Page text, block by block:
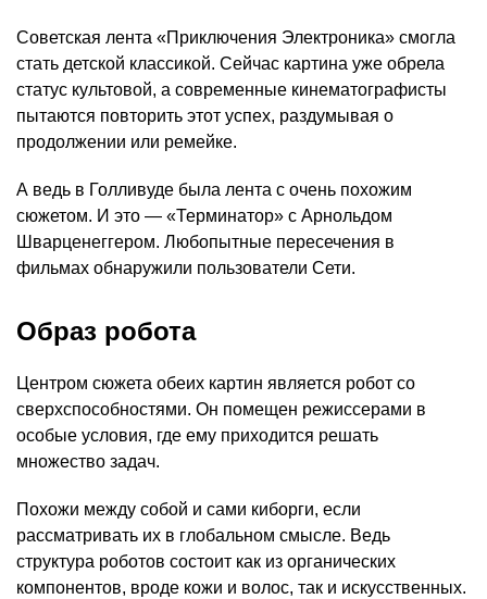
Советская лента «Приключения Электроника» смогла
стать детской классикой. Сейчас картина уже обрела
статус культовой, а современные кинематографисты
пытаются повторить этот успех, раздумывая о
продолжении или ремейке.
А ведь в Голливуде была лента с очень похожим
сюжетом. И это — «Терминатор» с Арнольдом
Шварценеггером. Любопытные пересечения в
фильмах обнаружили пользователи Сети.
Образ робота
Центром сюжета обеих картин является робот со
сверхспособностями. Он помещен режиссерами в
особые условия, где ему приходится решать
множество задач.
Похожи между собой и сами киборги, если
рассматривать их в глобальном смысле. Ведь
структура роботов состоит как из органических
компонентов, вроде кожи и волос, так и искусственных.